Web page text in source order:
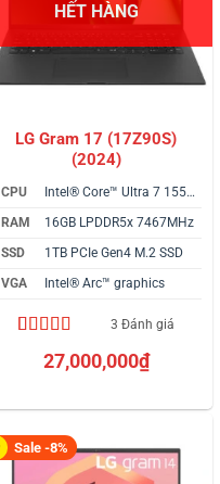
HẾT HÀNG
LG Gram 17 (17Z90S)
(2024)
CPU
Intel® Core™ Ultra 7 155H vPro
RAM
16GB LPDDR5x 7467MHz
SSD
1TB PCIe Gen4 M.2 SSD
VGA
Intel® Arc™ graphics
5.00trên 5
dựa trên
3 Đánh giá
27,000,000₫
Sale -8%